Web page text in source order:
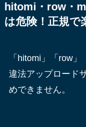
hitomi・row・
は危険！正規で
「hitomi」「row
違法アップロード
めできません。